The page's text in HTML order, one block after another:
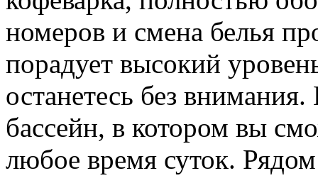
номеров и смена белья
порадует высокий
останетесь без
бассейн, в котором вы
любое время суток.